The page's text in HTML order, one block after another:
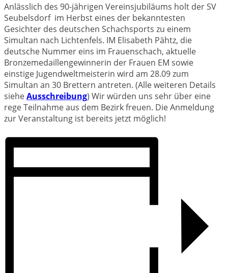
Anlässlich des 90-jährigen Vereinsjubiläums holt der SV
Seubelsdorf im Herbst eines der bekanntesten
Gesichter des deutschen Schachsports zu einem
Simultan nach Lichtenfels. IM Elisabeth Pähtz, die
deutsche Nummer eins im Frauenschach, aktuelle
Bronzemedaillengewinnerin der Frauen EM sowie
einstige Jugendweltmeisterin wird am 28.09 zum
Simultan an 30 Brettern antreten. (Alle weiteren Details
sieheAusschreibung) Wir würden uns sehr über eine
rege Teilnahme aus dem Bezirk freuen. Die Anmeldung
zur Veranstaltung ist bereits jetzt möglich!